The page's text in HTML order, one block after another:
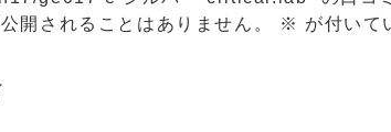
開されることはありません。
※ が付いて